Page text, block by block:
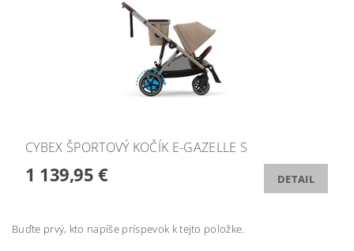
CYBEX ŠPORTOVÝ KOČÍK E-GAZELLE S
1 139,95 € DETAIL
Buďte prvý, kto napíše príspevok k tejto položke.